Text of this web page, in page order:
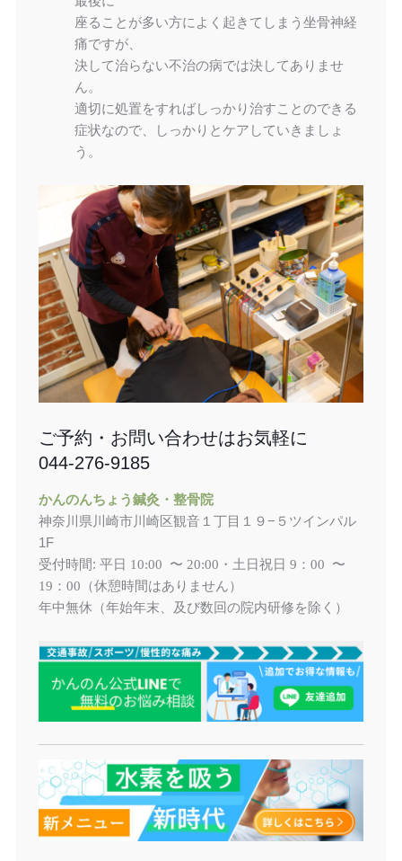
座ることが多い方によく起きてしまう坐骨神経
痛ですが、
決して治らない不治の病では決してありませ
ん。
適切に処置をすればしっかり治すことのできる
症状なので、しっかりとケアしていきましょ
う。
ご予約・お問い合わせはお気軽に
044-276-9185
かんのんちょう鍼灸・整骨院
神奈川県川崎市川崎区観音１丁目１９−５ツインパル
1F
受付時間: 平日 10:00 〜 20:00・ 土日祝日 9：00 〜
19：00 （休憩時間はありません）
年中無休（年始年末、及び数回の院内研修を除く）